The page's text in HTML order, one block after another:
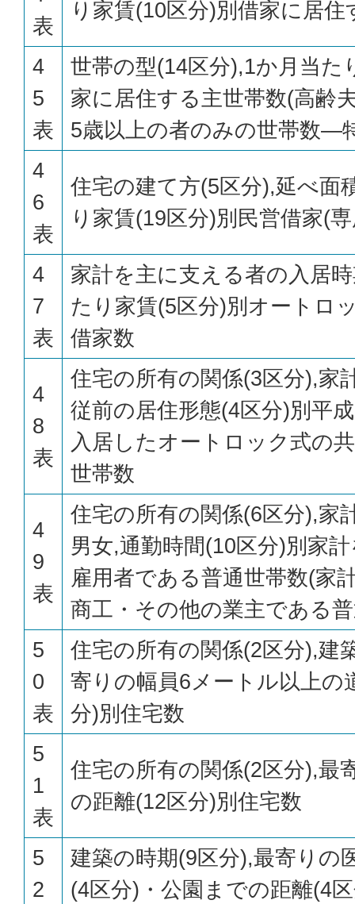
表
り家賃(10区分)別借家に居住
4
5
表
世帯の型(14区分),1か月当た
家に居住する主世帯数(高齢
5歳以上の者のみの世帯数—
4
6
表
住宅の建て方(5区分),延べ面
り家賃(19区分)別民営借家(
4
7
表
家計を主に支える者の入居
たり家賃(5区分)別オートロ
借家数
4
8
表
住宅の所有の関係(3区分),家
従前の居住形態(4区分)別平
入居したオートロック式の
世帯数
4
9
表
住宅の所有の関係(6区分),家
男女,通勤時間(10区分)別家
雇用者である普通世帯数(家
商工・その他の業主である
5
0
表
住宅の所有の関係(2区分),建
寄りの幅員6メートル以上の
分)別住宅数
5
1
表
住宅の所有の関係(2区分),最
の距離(12区分)別住宅数
5
2
建築の時期(9区分),最寄りの
(4区分)・公園までの距離(4